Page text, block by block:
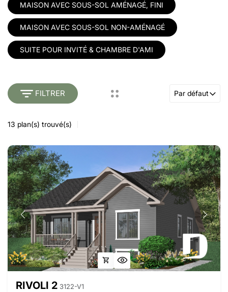
MAISON AVEC SOUS-SOL AMÉNAGÉ, FINI
MAISON AVEC SOUS-SOL NON-AMÉNAGÉ
SUITE POUR INVITÉ & CHAMBRE D'AMI
FILTRER Par défaut
13 plan(s) trouvé(s)
RIVOLI 2 3122-V1